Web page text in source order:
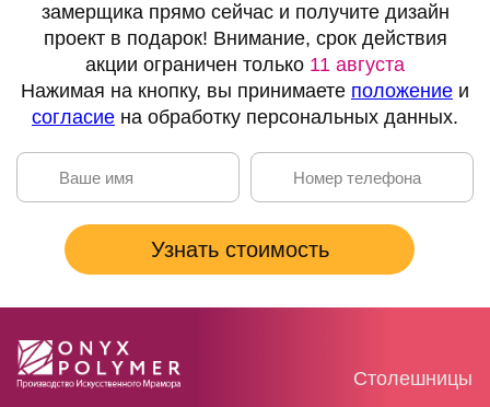
замерщика прямо сейчас и получите дизайн
проект в подарок! Внимание, срок действия
акции ограничен только 11 августа
Нажимая на кнопку, вы принимаете положение и
согласие на обработку персональных данных.
Столешницы